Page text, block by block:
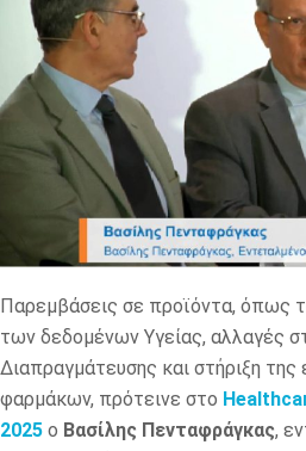
Παρεμβάσεις σε προϊόντα, όπως
των δεδομένων Υγείας, αλλαγές
Διαπραγμάτευσης και στήριξη
φαρμάκων, πρότεινε στο
2025 ο Βασίλης Πενταφράγκας,